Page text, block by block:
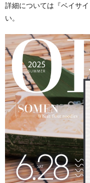
詳細については『ベイサ
い。